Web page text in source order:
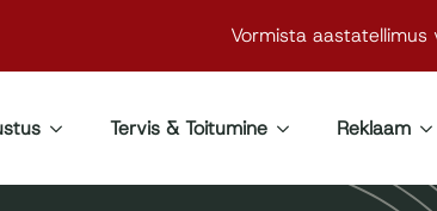
Vormista
Tervis & Toitumine Reklaam